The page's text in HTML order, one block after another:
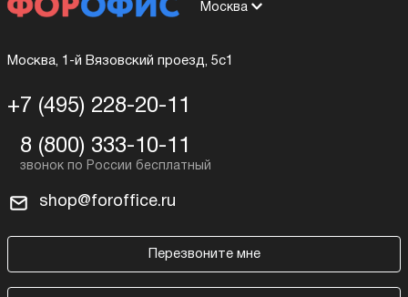
Москва
Москва, 1-й Вязовский проезд, 5с1
+7 (495) 228-20-11
8 (800) 333-10-11
shop@foroffice.ru
Перезвоните мне